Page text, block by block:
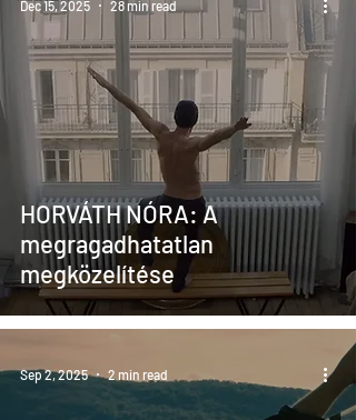
HORVÁTH NÓRA: A
megragadhatatlan
megközelítése
Dec 15, 2025 28 min read
Sep 2, 2025 2 min read